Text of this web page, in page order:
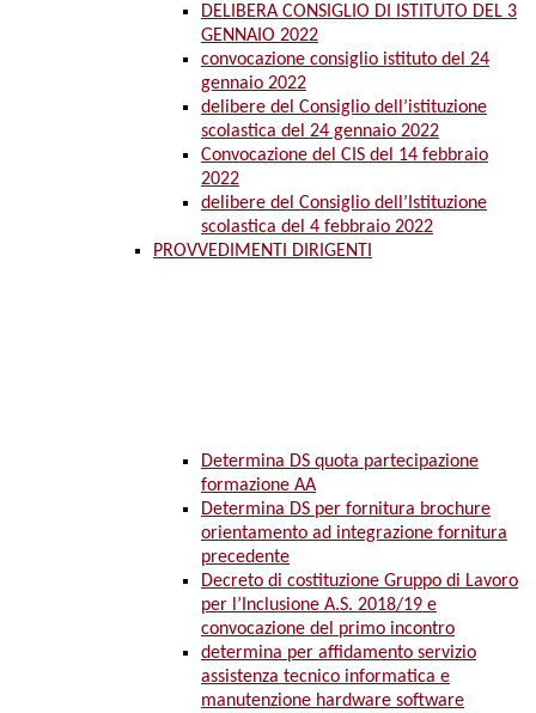
DELIBERA CONSIGLIO DI ISTITUTO DEL 3
GENNAIO 2022
convocazione consiglio istituto del 24
gennaio 2022
delibere del Consiglio dell’istituzione
scolastica del 24 gennaio 2022
Convocazione del CIS del 14 febbraio
2022
delibere del Consiglio dell’Istituzione
scolastica del 4 febbraio 2022
PROVVEDIMENTI DIRIGENTI
Determina DS quota partecipazione
formazione AA
Determina DS per fornitura brochure
orientamento ad integrazione fornitura
precedente
Decreto di costituzione Gruppo di Lavoro
per l’Inclusione A.S. 2018/19 e
convocazione del primo incontro
determina per affidamento servizio
assistenza tecnico informatica e
manutenzione hardware software